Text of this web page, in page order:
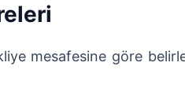
mesafesine göre